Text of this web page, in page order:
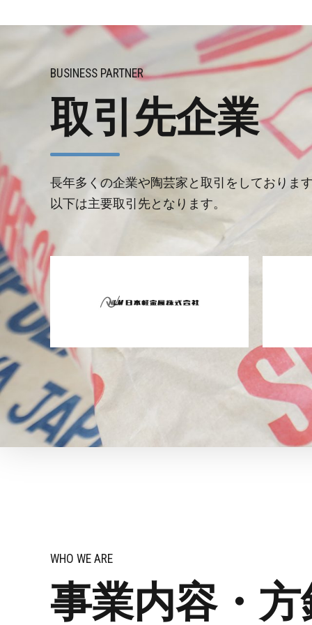
BUSINESS PARTNER
取引先企業
長年多くの企業や陶芸家と取引をしておりま
以下は主要取引先となります。
WHO WE ARE
事業内容・方